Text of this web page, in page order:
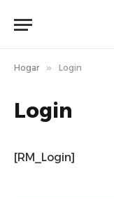
Hogar » Login
Login
[RM_Login]